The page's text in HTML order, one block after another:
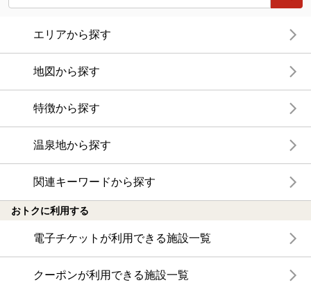
エリアから探す
地図から探す
特徴から探す
温泉地から探す
関連キーワードから探す
おトクに利用する
電子チケットが利用できる施設一覧
クーポンが利用できる施設一覧